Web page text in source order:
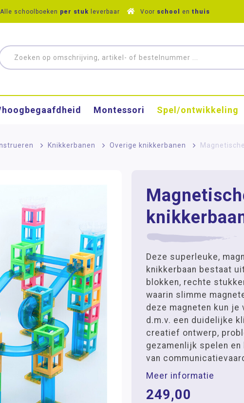
Alle schoolboeken per stuk leverbaar Voor school en thuis
Montessori Spel/ontwikkeling
> Knikkerbanen > Overige knikkerbanen >
Deze superleuke,
knikkerbaan bestaat
blokken, rechte
waarin slimme
deze magneten kun je
d.m.v. een duidelijke
creatief ontwerp,
gezamenlijk spelen
van
Meer informatie
249,00